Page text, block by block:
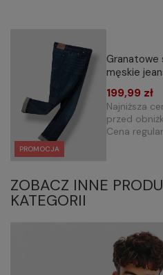
PROMOCJA
Granatowe
męskie
199,99 zł
Najniższa
przed
Cena
ZOBACZ INNE
KATEGORII